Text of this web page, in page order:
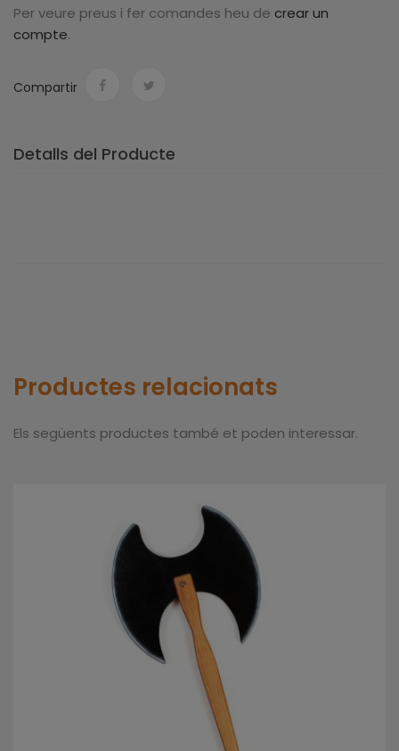
Per veure preus i fer comandes heu de crear un
compte.
Compartir
Detalls del Producte
Productes relacionats
Els següents productes també et poden interessar.